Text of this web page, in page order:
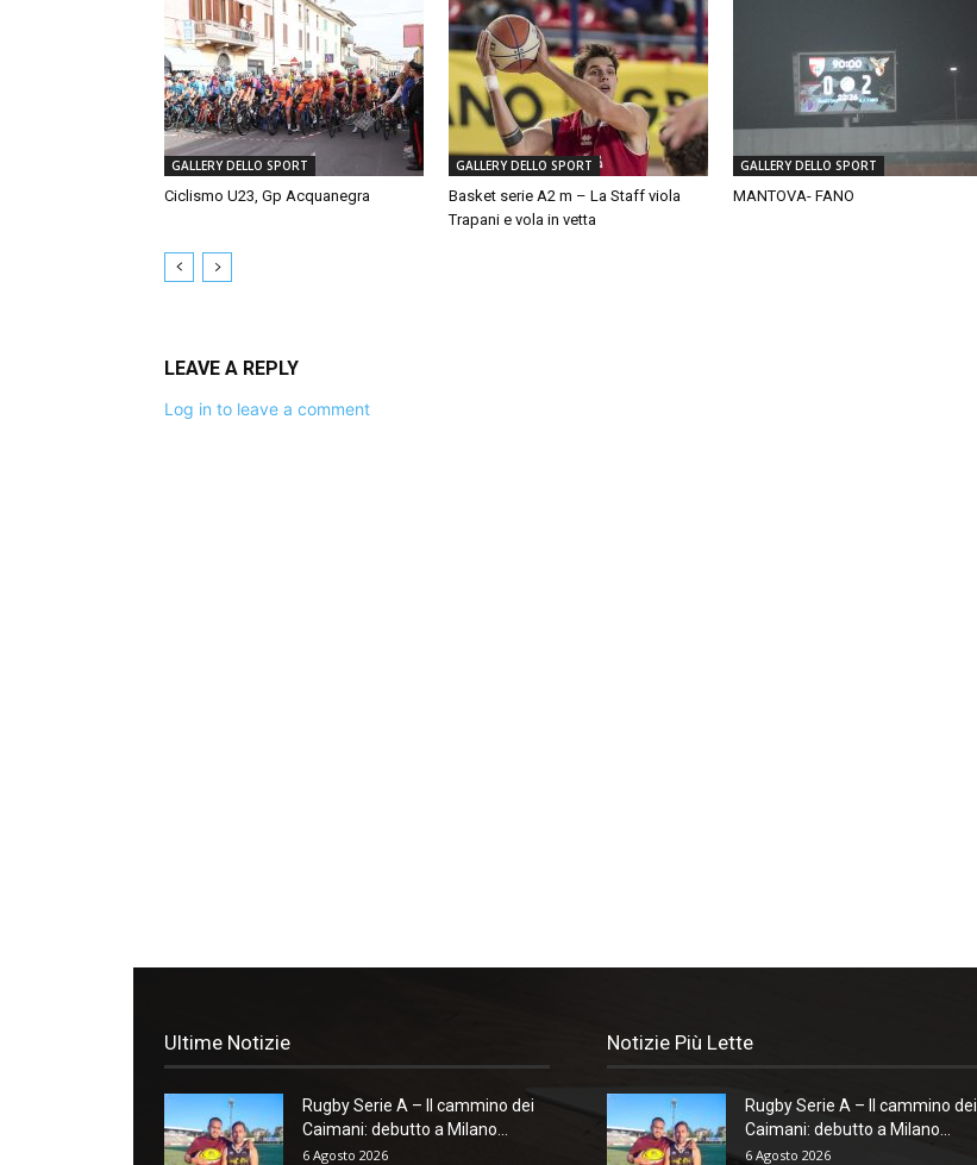
GALLERY DELLO SPORT
Ciclismo U23, Gp Acquanegra
GALLERY DELLO SPORT
Basket serie A2 m – La Staff viola
Trapani e vola in vetta
GALLERY DELLO SPORT
MANTOVA- FANO
LEAVE A REPLY
Log in to leave a comment
Ultime Notizie
Rugby Serie A – Il cammino dei
Caimani: debutto a Milano...
6 Agosto 2026
Notizie Più Lette
Rugby Serie A – Il cammino dei
Caimani: debutto a Milano...
6 Agosto 2026